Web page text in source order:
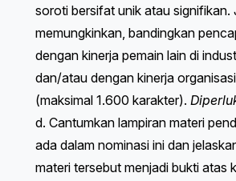
soroti bersifat unik atau signifikan.
memungkinkan, bandingkan
dengan kinerja pemain lain di
dan/atau dengan kinerja
(maksimal 1.600 karakter).
d. Cantumkan lampiran materi
ada dalam nominasi ini dan
materi tersebut menjadi bukti atas